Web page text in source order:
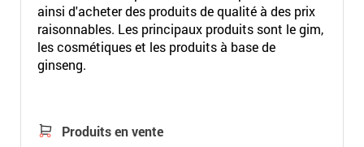
ainsi d'acheter des produits de qualité à des prix
raisonnables. Les principaux produits sont le gim,
les cosmétiques et les produits à base de
ginseng.
Produits en vente